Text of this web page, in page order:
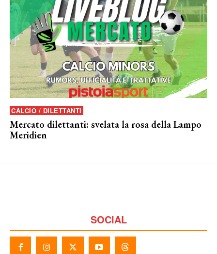
CALCIO / DILETTANTI
Mercato dilettanti: svelata la rosa della Lampo
Meridien
SOCIAL